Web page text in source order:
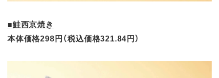
■鮭西京焼き
本体価格298円（税込価格321.84円）